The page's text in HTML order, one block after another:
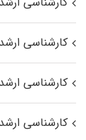
کارشناسی
کارشناسی
کارشناسی